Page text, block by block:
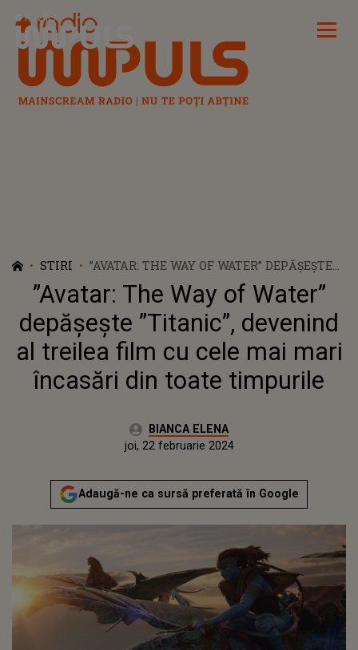
Radio Impuls
STIRI
”AVATAR: THE WAY OF WATER” DEPĂȘEȘTE
”TITANIC”, DEVENIND AL TREILEA FILM CU
CELE MAI MARI ÎNCASĂRI DIN TOATE
TIMPURILE
”Avatar: The Way of Water”
depășește ”Titanic”, devenind
al treilea film cu cele mai mari
încasări din toate timpurile
Autor:BIANCA ELENA
miercuri, 22 februarie 2023Actualizat:
joi, 22 februarie 2024
Adaugă-ne ca sursă preferată în Google